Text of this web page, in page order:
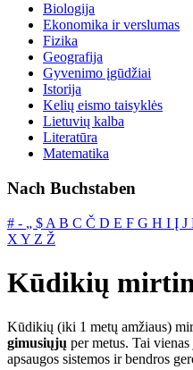
Biologija
Ekonomika ir verslumas
Fizika
Geografija
Gyvenimo įgūdžiai
Istorija
Kelių eismo taisyklės
Lietuvių kalba
Literatūra
Matematika
Nach Buchstaben
# ‐ „ $ A B C Č D E F G H I Į J
X Y Z Ž
Kūdikių
Kūdikių (iki 1 metų amžiaus)
gimusiųjų per metus. Tai
apsaugos sistemos ir bendros